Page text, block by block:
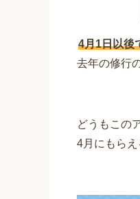
4月1日以後
去年の修行
どうもこの
4月にもら